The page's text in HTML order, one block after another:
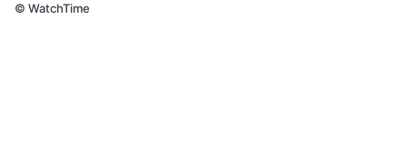
© WatchTime